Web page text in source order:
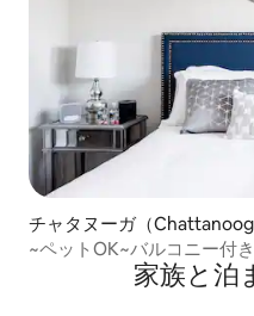
チャタヌーガ（
ム
~ペットOK~バルコニー付
家族と泊